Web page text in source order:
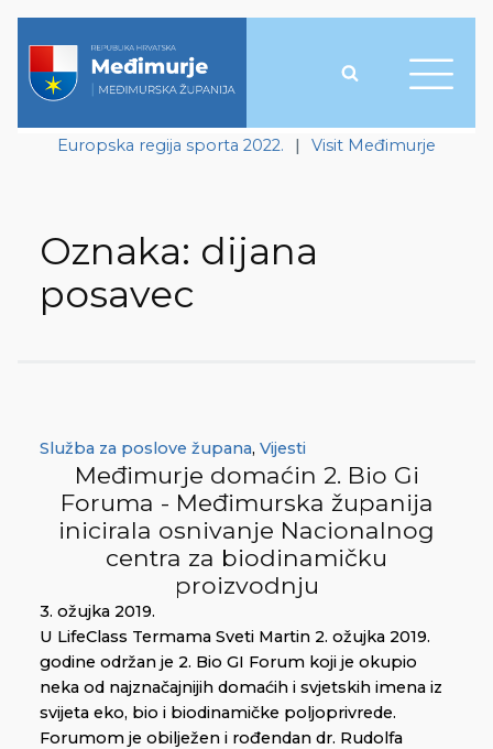
Europska regija sporta 2022. | Visit Međimurje
Oznaka: dijana
posavec
Služba za poslove župana, Vijesti
Međimurje domaćin 2. Bio Gi
Foruma - Međimurska županija
inicirala osnivanje Nacionalnog
centra za biodinamičku
proizvodnju
3. ožujka 2019.
U LifeClass Termama Sveti Martin 2. ožujka 2019.
godine održan je 2. Bio GI Forum koji je okupio
neka od najznačajnijih domaćih i svjetskih imena iz
svijeta eko, bio i biodinamičke poljoprivrede.
Forumom je obilježen i rođendan dr. Rudolfa